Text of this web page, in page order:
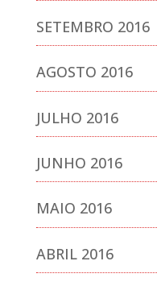
SETEMBRO 2016
AGOSTO 2016
JULHO 2016
JUNHO 2016
MAIO 2016
ABRIL 2016